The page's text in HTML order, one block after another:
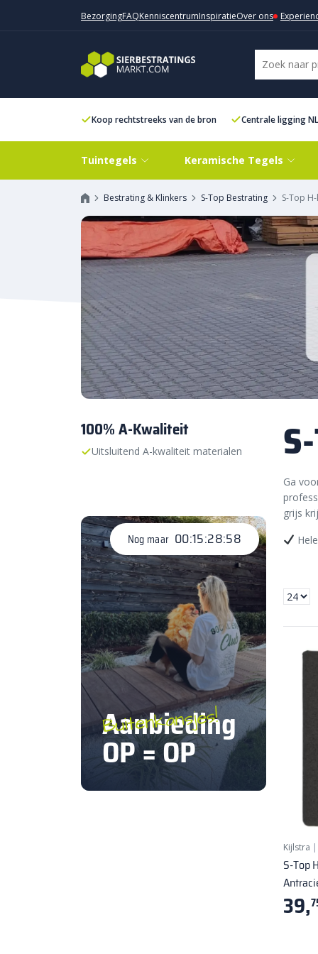
BezorgingFAQKenniscentrumInspiratieOver ons
Koop rechtstreeks van de bron Centrale ligging NL
Tuintegels Keramische Tegels
Bestrating & Klinkers S-Top Bestrating S-Top
100% A-Kwaliteit
Uitsluitend A-kwaliteit materialen
Nog maar 00:15:28:57
Buitenkansjes!
Aanbieding
OP = OP
Ga
grijs
Kijlstra |
S-Top
39,